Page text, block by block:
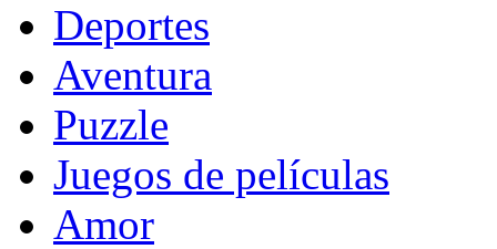
Deportes
Aventura
Puzzle
Juegos de películas
Amor